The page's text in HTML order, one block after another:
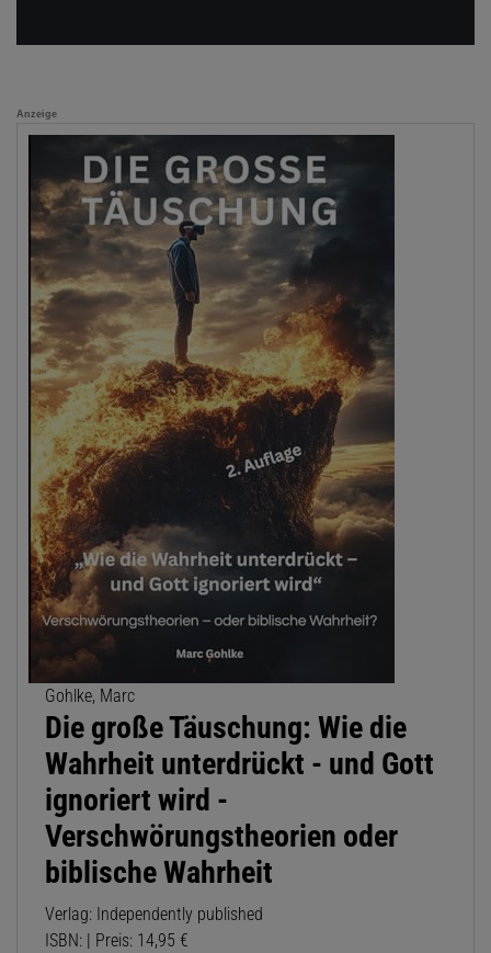
Anzeige
Gohlke, Marc
Die große Täuschung: Wie die
Wahrheit unterdrückt - und Gott
ignoriert wird -
Verschwörungstheorien oder
biblische Wahrheit
Verlag: Independently published
ISBN: | Preis: 14,95 €